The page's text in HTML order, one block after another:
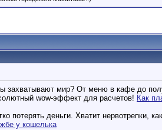
захватывают мир? От меню в кафе до
wow-эффект для расчетов! Как
потерять деньги. Хватит нервотрепки,
у кошелька